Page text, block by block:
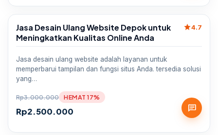
Sale
Jasa Desain Ulang Website Depok untuk
Meningkatkan Kualitas Online Anda
star4.7
Jasa desain ulang website adalah layanan untuk
memperbarui tampilan dan fungsi situs Anda. tersedia solusi
yang…
Rp3.000.000
Rp2.500.000
HEMAT 17%
chat